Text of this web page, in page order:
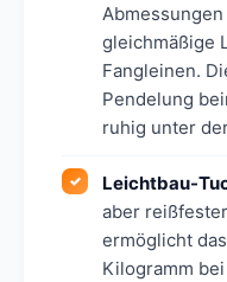
gleichmäßige
Fangleinen.
Pendelung
ruhig unter
Leichtbau-
aber
ermöglicht
Kilogramm